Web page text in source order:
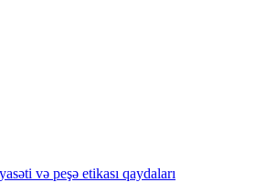
və peşə etikası qaydaları